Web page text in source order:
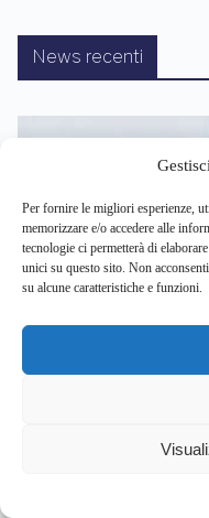
Per fornire le migliori esperienze,
memorizzare e/o accedere alle
tecnologie ci permetterà di
unici su questo sito. Non
su alcune caratteristiche e funzioni.
News recenti
SALUTE MENTALE
Frattura del pene:
può salvare la tua
ago 8, 2026
come